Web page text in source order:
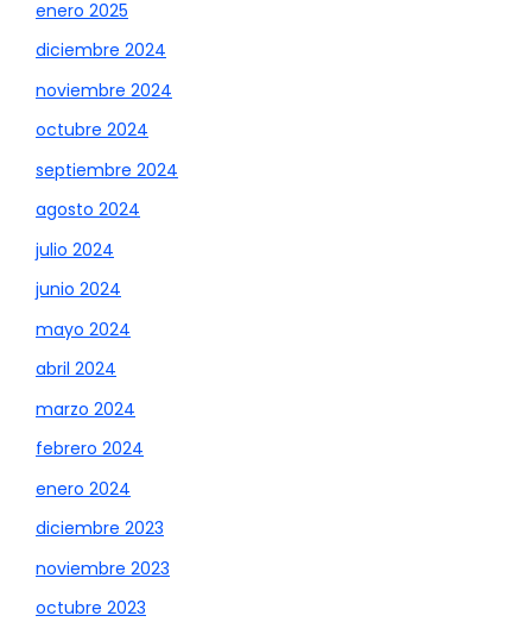
enero 2025
diciembre 2024
noviembre 2024
octubre 2024
septiembre 2024
agosto 2024
julio 2024
junio 2024
mayo 2024
abril 2024
marzo 2024
febrero 2024
enero 2024
diciembre 2023
noviembre 2023
octubre 2023